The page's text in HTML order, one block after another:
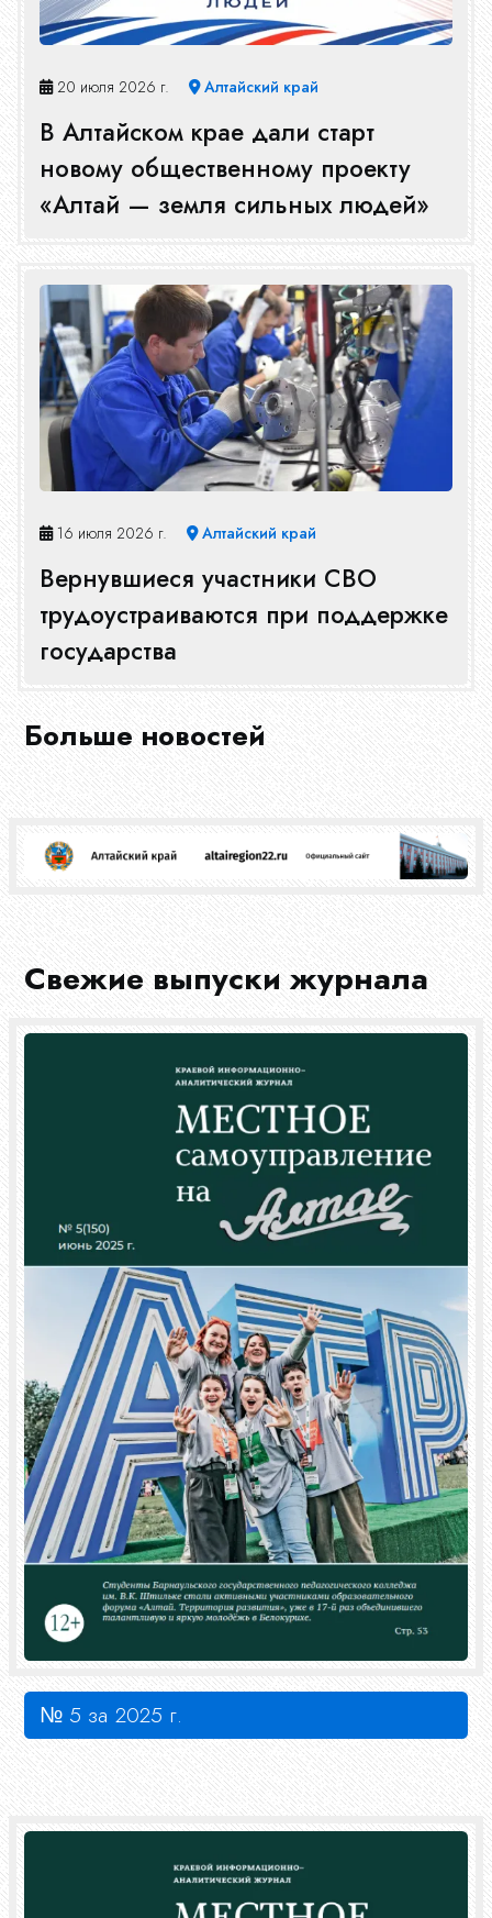
20 июля 2026 г. Алтайский край
В Алтайском крае дали старт
новому общественному проекту
«Алтай — земля сильных людей»
16 июля 2026 г. Алтайский край
Вернувшиеся участники СВО
трудоустраиваются при поддержке
государства
Больше новостей
Свежие выпуски журнала
№ 5 за 2025 г.